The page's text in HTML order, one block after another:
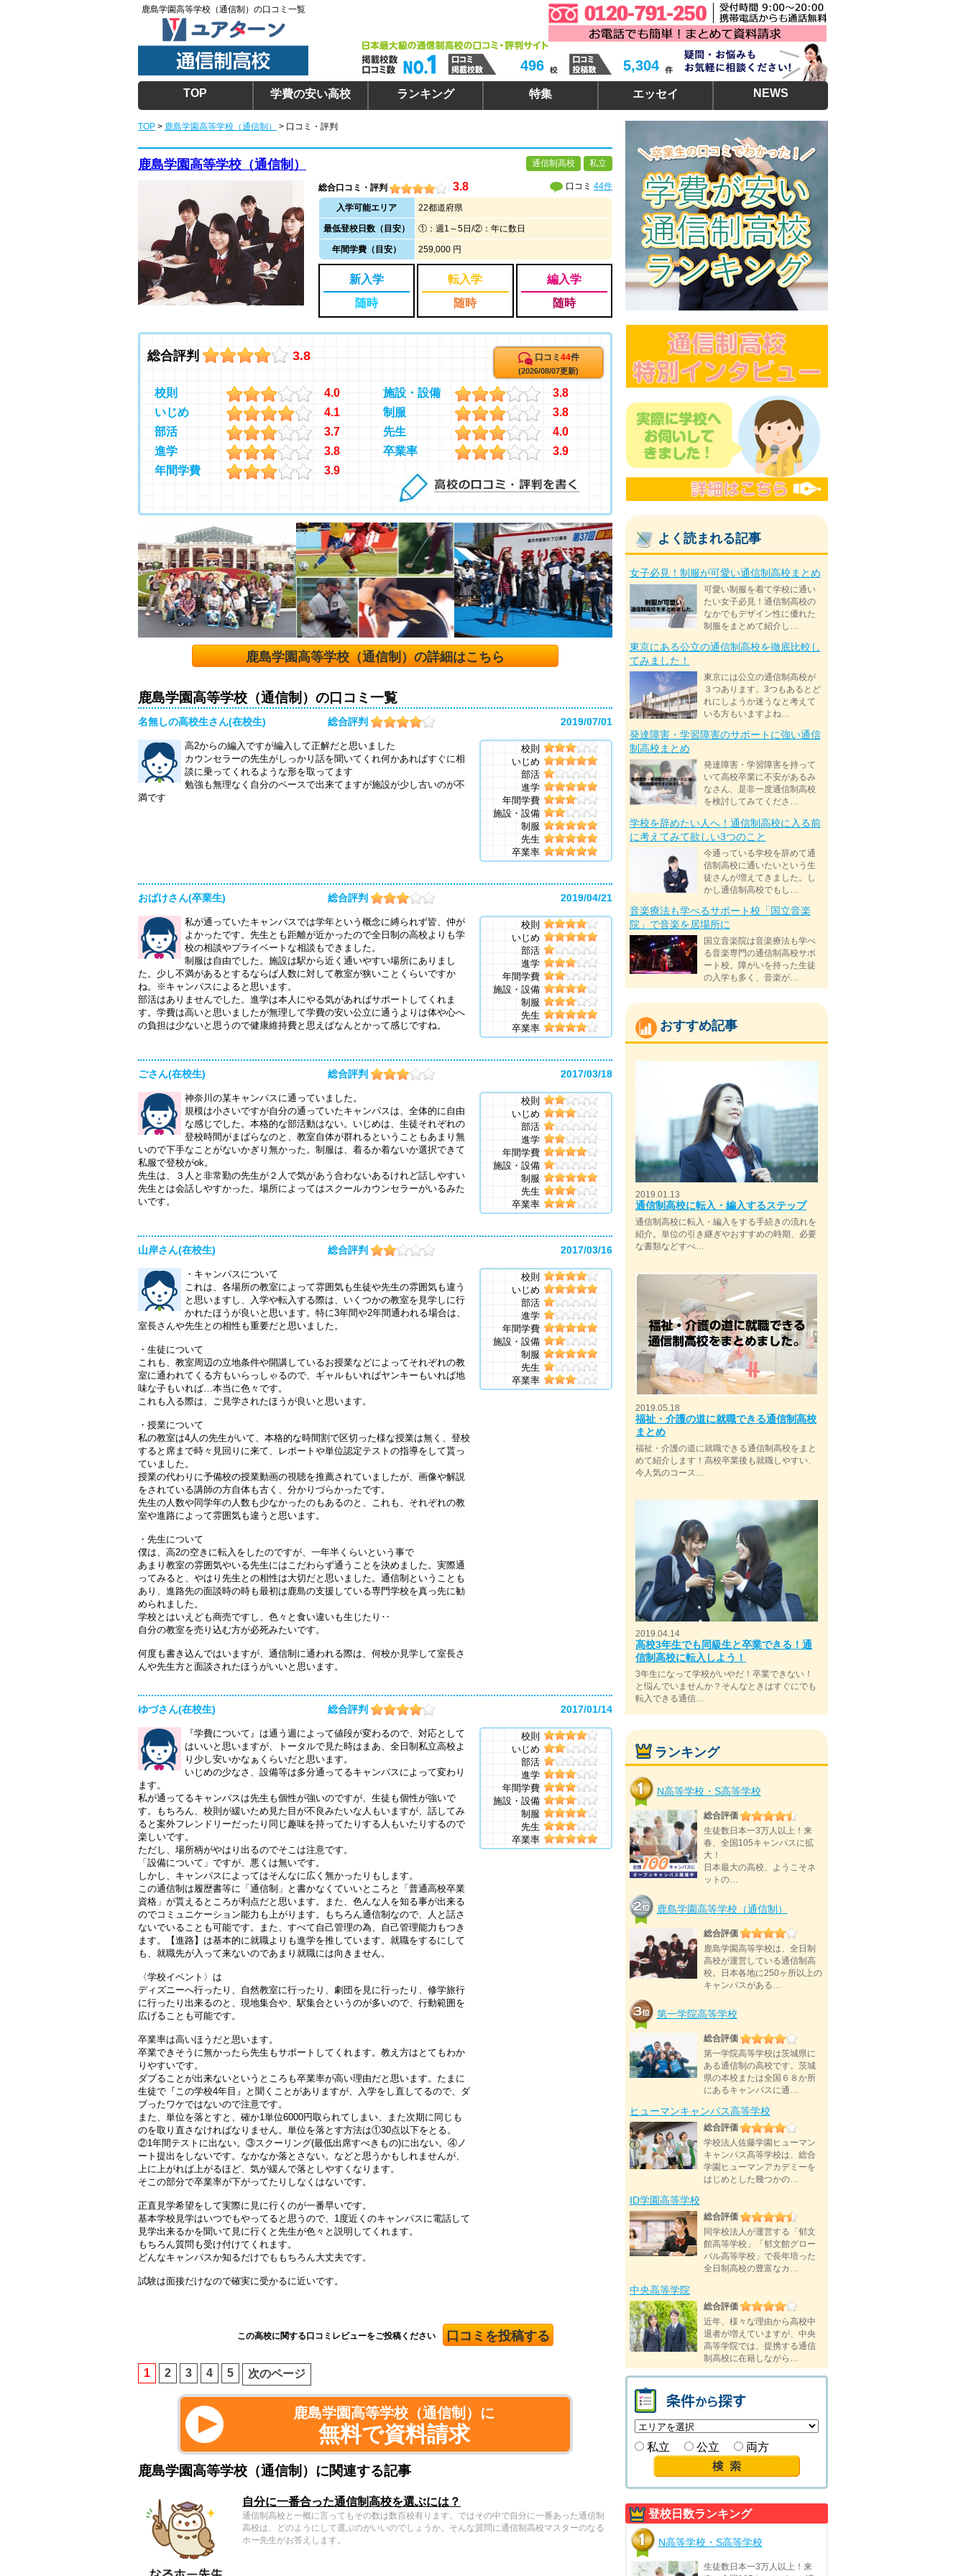
鹿島学園高等学校（通信制）の口コミ一覧
5,304
496
TOP 学費の安い高校 ランキング 特集 エッセイ NEWS
TOP > 鹿島学園高等学校（通信制） > 口コミ・評判
鹿島学園高等学校（通信制） 通信制高校 私立
総合口コミ・評判 3.8 口コミ 44件
入学可能エリア 22都道府県
最低登校日数（目安） ①：週1～5日/②：年に数日
年間学費（目安） 259,000 円
新入学
随時
転入学
随時
編入学
随時
総合評判 3.8 口コミ 44件
(2026/08/07更新)
校則
4.0
いじめ
4.1
部活
3.7
進学
3.8
年間学費
3.9
施設・設備
3.8
制服
3.8
先生
4.0
卒業率
3.9
鹿島学園高等学校（通信制）の詳細はこちら
鹿島学園高等学校（通信制）の口コミ一覧
名無しの高校生さん(在校生) 総合評判 2019/07/01
高2からの編入ですが編入して正解だと思いました
カウンセラーの先生がしっかり話を聞いてくれ何かあればすぐに相
談に乗ってくれるような形を取ってます
勉強も無理なく自分のペースで出来てますが施設が少し古いのが不
満です
校則
いじめ
部活
進学
年間学費
施設・設備
制服
先生
卒業率
おばけさん(卒業生) 総合評判 2019/04/21
私が通っていたキャンパスでは学年という概念に縛られず皆、仲が
よかったです。先生とも距離が近かったので全日制の高校よりも学
校の相談やプライベートな相談もできました。
制服は自由でした。施設は駅から近く通いやすい場所にありまし
た。少し不満があるとするならば人数に対して教室が狭いことくらいですか
ね。※キャンパスによると思います。
部活はありませんでした。進学は本人にやる気があればサポートしてくれま
す。学費は高いと思いましたが無理して学費の安い公立に通うよりは体や心へ
の負担は少ないと思うので健康維持費と思えばなんとかって感じですね。
校則
いじめ
部活
進学
年間学費
施設・設備
制服
先生
卒業率
ごさん(在校生) 総合評判 2017/03/18
神奈川の某キャンパスに通っていました。
規模は小さいですが自分の通っていたキャンパスは、全体的に自由
な感じでした。本格的な部活動はない。いじめは、生徒それぞれの
登校時間がまばらなのと、教室自体が群れるということもあまり無
いので下手なことがないかぎり無かった。制服は、着るか着ないか選択できて
私服で登校がok。
先生は、３人と非常勤の先生が２人で気があう合わないあるけれど話しやすい
先生とは会話しやすかった。場所によってはスクールカウンセラーがいるみた
いです。
校則
いじめ
部活
進学
年間学費
施設・設備
制服
先生
卒業率
山岸さん(在校生) 総合評判 2017/03/16
・キャンパスについて
これは、各場所の教室によって雰囲気も生徒や先生の雰囲気も違う
と思いますし、入学や転入する際は、いくつかの教室を見学しに行
かれたほうが良いと思います。特に3年間や2年間通われる場合は、
室長さんや先生との相性も重要だと思いました。
・生徒について
これも、教室周辺の立地条件や開講しているお授業などによってそれぞれの教
室に通われてくる方もいらっしゃるので、ギャルもいればヤンキーもいれば地
味な子もいれば…本当に色々です。
これも入る際は、ご見学されたほうが良いと思います。
・授業について
私の教室は4人の先生がいて、本格的な時間割で区切った様な授業は無く、登校
すると席まで時々見回りに来て、レポートや単位認定テストの指導をして貰っ
ていました。
授業の代わりに予備校の授業動画の視聴を推薦されていましたが、画像や解説
をされている講師の方自体も古く、分かりづらかったです。
先生の人数や同学年の人数も少なかったのもあるのと、これも、それぞれの教
室や進路によって雰囲気も違うと思います。
・先生について
僕は、高2の空きに転入をしたのですが、一年半くらいという事で
あまり教室の雰囲気やいる先生にはこだわらず通うことを決めました。実際通
ってみると、やはり先生との相性は大切だと思いました。通信制ということも
あり、進路先の面談時の時も最初は鹿島の支援している専門学校を真っ先に勧
められました。
学校とはいえども商売ですし、色々と食い違いも生じたり‥
自分の教室を売り込む方が必死みたいです。
何度も書き込んではいますが、通信制に通われる際は、何校か見学して室長さ
んや先生方と面談されたほうがいいと思います。
校則
いじめ
部活
進学
年間学費
施設・設備
制服
先生
卒業率
ゆづさん(在校生) 総合評判 2017/01/14
『学費について』は通う週によって値段が変わるので、対応として
はいいと思いますが、トータルで見た時はまあ、全日制私立高校よ
り少し安いかなぁくらいだと思います。
いじめの少なさ、設備等は多分通ってるキャンパスによって変わり
ます。
私が通ってるキャンパスは先生も個性が強いのですが、生徒も個性が強いで
す。もちろん、校則が緩いため見た目が不良みたいな人もいますが、話してみ
ると案外フレンドリーだったり同じ趣味を持ってたりする人もいたりするので
楽しいです。
ただし、場所柄がやはり出るのでそこは注意です。
「設備について」ですが、悪くは無いです。
しかし、キャンパスによってはそんなに広く無かったりもします。
この通信制は履歴書等に「通信制」と書かなくていいところと「普通高校卒業
資格」が貰えるところが利点だと思います。また、色んな人を知る事が出来る
のでコミュニケーション能力も上がります。もちろん通信制なので、人と話さ
ないでいることも可能です。また、すべて自己管理の為、自己管理能力もつき
ます。【進路】は基本的に就職よりも進学を推しています。就職をするにして
も、就職先が入って来ないのであまり就職には向きません。
〈学校イベント〉は
ディズニーへ行ったり、自然教室に行ったり、劇団を見に行ったり、修学旅行
に行ったり出来るのと、現地集合や、駅集合というのが多いので、行動範囲を
広げることも可能です。
卒業率は高いほうだと思います。
卒業できそうに無かったら先生もサポートしてくれます。教え方はとてもわか
りやすいです。
ダブることが出来ないというところも卒業率が高い理由だと思います。たまに
生徒で『この学校4年目』と聞くことがありますが、入学をし直してるので、ダ
ブったワケではないので注意です。
また、単位を落とすと、確か1単位6000円取られてしまい、また次期に同じも
のを取り直さなければなりません。単位を落とす方法は①30点以下をとる。
②1年間テストに出ない。③スクーリング(最低出席すべきもの)に出ない。④ノ
ート提出をしないです。なかなか落とさない。などと思うかもしれませんが、
上に上がれば上がるほど、気が緩んで落としやすくなります。
そこの部分で卒業率が下がってたりしなくはないです。
正直見学希望をして実際に見に行くのが一番早いです。
基本学校見学はいつでもやってると思うので、1度近くのキャンパスに電話して
見学出来るかを聞いて見に行くと先生が色々と説明してくれます。
もちろん質問も受け付けてくれます。
どんなキャンパスか知るだけでももちろん大丈夫です。
試験は面接だけなので確実に受かるに近いです。
校則
いじめ
部活
進学
年間学費
施設・設備
制服
先生
卒業率
この高校に関する口コミレビューをご投稿ください 口コミを投稿する
1 2 3 4 5 次のページ
鹿島学園高等学校（通信制）に
無料で資料請求
鹿島学園高等学校（通信制）に関連する記事
自分に一番合った通信制高校を選ぶには？
通信制高校と一概に言ってもその数は数百校有ります。ではその中で自分に一番あった通信制
高校は、どのようにして選ぶのがいいのでしょうか。そんな質問に通信制高校マスターのなる
ホー先生がお答えします。
よく読まれる記事
女子必見！制服が可愛い通信制高校まとめ
可愛い制服を着て学校に通い
たい女子必見！通信制高校の
なかでもデザイン性に優れた
制服をまとめて紹介し…
東京にある公立の通信制高校を徹底比較し
てみました！
東京には公立の通信制高校が
３つあります。3つもあるとど
れにしようか迷うなと考えて
いる方もいますよね…
発達障害・学習障害のサポートに強い通信
制高校まとめ
発達障害・学習障害を持って
いて高校卒業に不安があるみ
なさん、是非一度通信制高校
を検討してみてくださ…
学校を辞めたい人へ！通信制高校に入る前
に考えてみて欲しい3つのこと
今通っている学校を辞めて通
信制高校に通いたいという生
徒さんが増えてきました。し
かし通信制高校でもし…
音楽療法も学べるサポート校「国立音楽
院」で音楽を居場所に
国立音楽院は音楽療法も学べ
る音楽専門の通信制高校サポ
ート校。障がいを持った生徒
の入学も多く、音楽が…
おすすめ記事
2019.01.13
通信制高校に転入・編入するステップ
通信制高校に転入・編入をする手続きの流れを
紹介。単位の引き継ぎやおすすめの時期、必要
な書類などすべ…
2019.05.18
福祉・介護の道に就職できる通信制高校
まとめ
福祉・介護の道に就職できる通信制高校をまと
めて紹介します！高校卒業後も就職しやすい、
今人気のコース…
2019.04.14
高校3年生でも同級生と卒業できる！通
信制高校に転入しよう！
3年生になって学校がいやだ！卒業できない！
と悩んでいませんか？そんなときはすぐにでも
転入できる通信…
ランキング
N高等学校・S高等学校
総合評価
生徒数日本一3万人以上！来
春、全国105キャンパスに拡
大！
日本最大の高校、ようこそネ
ットの…
鹿島学園高等学校（通信制）
総合評価
鹿島学園高等学校は、全日制
高校が運営している通信制高
校。日本各地に250ヶ所以上の
キャンパスがある…
第一学院高等学校
総合評価
第一学院高等学校は茨城県に
ある通信制の高校です。茨城
県の本校または全国６８か所
にあるキャンパスに通…
ヒューマンキャンパス高等学校
総合評価
学校法人佐藤学園ヒューマン
キャンパス高等学校は、総合
学園ヒューマンアカデミーを
はじめとした幾つかの…
ID学園高等学校
総合評価
同学校法人が運営する「郁文
館高等学校」「郁文館グロー
バル高等学校」で長年培った
全日制高校の豊富なカ…
中央高等学院
総合評価
近年、様々な理由から高校中
退者が増えていますが、中央
高等学院では、提携する通信
制高校に在籍しながら…
私立 公立 両方
登校日数ランキング
N高等学校・S高等学校
生徒数日本一3万人以上！来